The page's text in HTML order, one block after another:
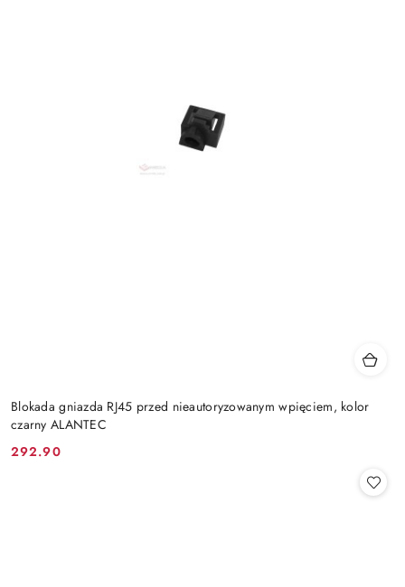
Blokada gniazda RJ45 przed nieautoryzowanym wpięciem, kolor
czarny ALANTEC
Cena:
292.90